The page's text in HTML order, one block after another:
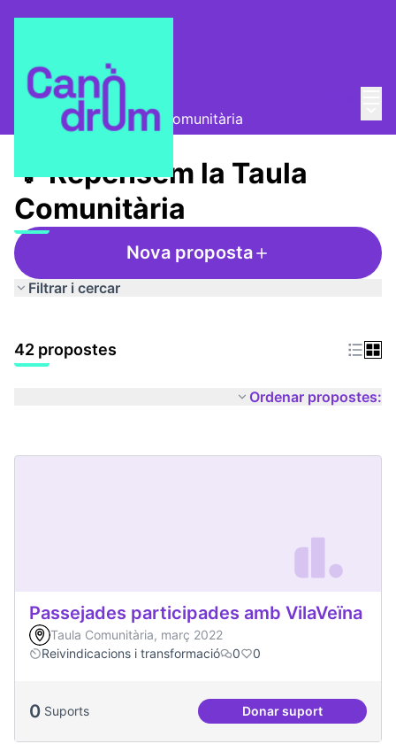
Taula Comunitària
💡 Repensem la Taula Comunitària
💡 Repensem la Taula
Comunitària
Nova proposta
Filtrar i cercar
42 propostes
Ordenar propostes:
Passejades participades amb VilaVeïna
Taula Comunitària, març 2022
Reivindicacions i transformació
0 0
0 Suports Donar suport
Passejades